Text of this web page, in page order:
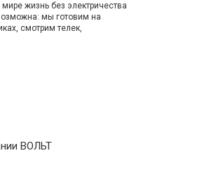
жизнь без электричества
мы готовим на
смотрим телек,
ВОЛЬТ